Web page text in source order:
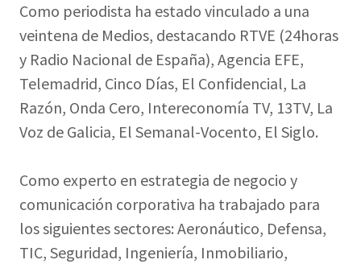
Como periodista ha estado vinculado a una
veintena de Medios, destacando RTVE (24horas
y Radio Nacional de España), Agencia EFE,
Telemadrid, Cinco Días, El Confidencial, La
Razón, Onda Cero, Intereconomía TV, 13TV, La
Voz de Galicia, El Semanal-Vocento, El Siglo.
Como experto en estrategia de negocio y
comunicación corporativa ha trabajado para
los siguientes sectores: Aeronáutico, Defensa,
TIC, Seguridad, Ingeniería, Inmobiliario,